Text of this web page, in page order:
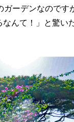
ーデンなのです
んて！」と驚い